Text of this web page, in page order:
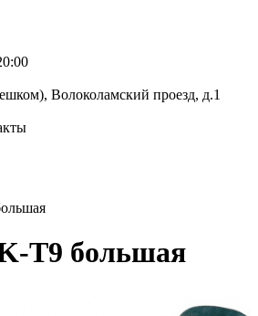
Волоколамский проезд, д.1
T9 большая